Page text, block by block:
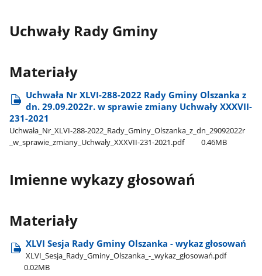
Uchwały Rady Gminy
Materiały
Uchwała Nr XLVI-288-2022 Rady Gminy Olszanka z
dn. 29.09.2022r. w sprawie zmiany Uchwały XXXVII-
231-2021
Uchwała​_Nr​_XLVI-288-2022​_Rady​_Gminy​_Olszanka​_z​_dn​_29092022r​
_w​_sprawie​_zmiany​_Uchwały​_XXXVII-231-2021.pdf
0.46MB
Imienne wykazy głosowań
Materiały
XLVI Sesja Rady Gminy Olszanka - wykaz głosowań
XLVI​_Sesja​_Rady​_Gminy​_Olszanka​_-​_wykaz​_głosowań.pdf
0.02MB